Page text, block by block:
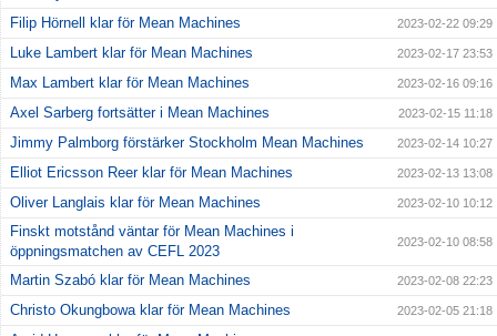
Filip Hörnell klar för Mean Machines 2023-02-22 09:29
Luke Lambert klar för Mean Machines 2023-02-17 23:53
Max Lambert klar för Mean Machines 2023-02-16 09:16
Axel Sarberg fortsätter i Mean Machines 2023-02-15 11:18
Jimmy Palmborg förstärker Stockholm Mean Machines 2023-02-14 10:27
Elliot Ericsson Reer klar för Mean Machines 2023-02-13 13:08
Oliver Langlais klar för Mean Machines 2023-02-10 10:12
Finskt motstånd väntar för Mean Machines i
öppningsmatchen av CEFL 2023
2023-02-10 08:58
Martin Szabó klar för Mean Machines 2023-02-08 22:23
Christo Okungbowa klar för Mean Machines 2023-02-05 21:18